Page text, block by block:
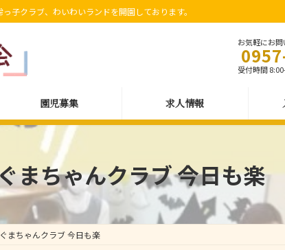
子クラブ、わいわいランドを開園しております。
お気軽にお問
受付時間
園児募集 求人情報
まちゃんクラブ 今日も楽
まちゃんクラブ 今日も楽